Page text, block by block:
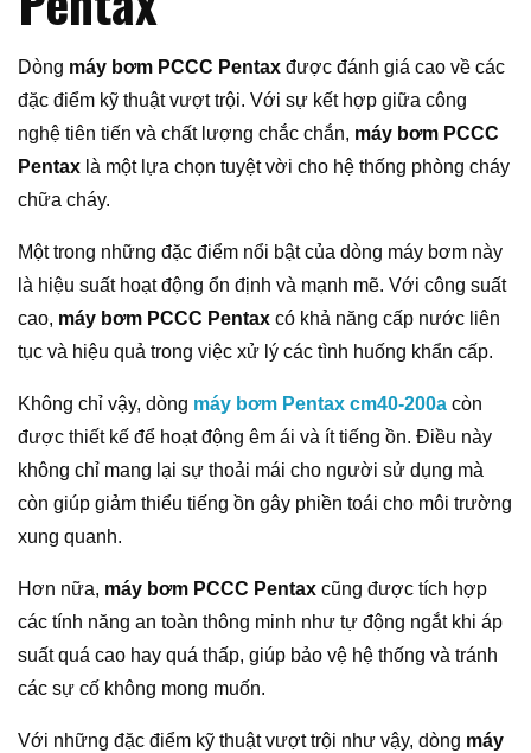
Dòng máy bơm PCCC Pentax được đánh giá cao về các
đặc điểm kỹ thuật vượt trội. Với sự kết hợp giữa công
nghệ tiên tiến và chất lượng chắc chắn, máy bơm PCCC
Pentax là một lựa chọn tuyệt vời cho hệ thống phòng cháy
chữa cháy.
Một trong những đặc điểm nổi bật của dòng máy bơm này
là hiệu suất hoạt động ổn định và mạnh mẽ. Với công suất
cao, máy bơm PCCC Pentax có khả năng cấp nước liên
tục và hiệu quả trong việc xử lý các tình huống khẩn cấp.
Không chỉ vậy, dòng máy bơm Pentax cm40-200a còn
được thiết kế để hoạt động êm ái và ít tiếng ồn. Điều này
không chỉ mang lại sự thoải mái cho người sử dụng mà
còn giúp giảm thiểu tiếng ồn gây phiền toái cho môi trường
xung quanh.
Hơn nữa, máy bơm PCCC Pentax cũng được tích hợp
các tính năng an toàn thông minh như tự động ngắt khi áp
suất quá cao hay quá thấp, giúp bảo vệ hệ thống và tránh
các sự cố không mong muốn.
Với những đặc điểm kỹ thuật vượt trội như vậy, dòng máy